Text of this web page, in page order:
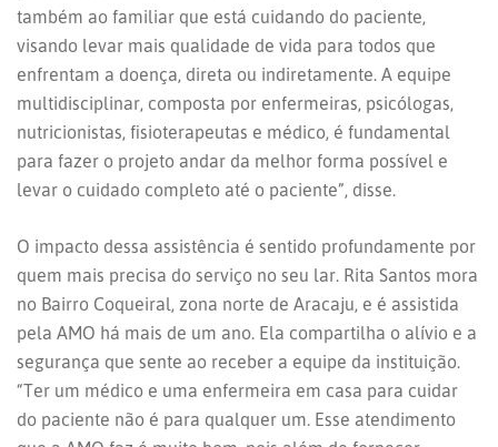
também ao familiar que está cuidando do paciente,
visando levar mais qualidade de vida para todos que
enfrentam a doença, direta ou indiretamente. A equipe
multidisciplinar, composta por enfermeiras, psicólogas,
nutricionistas, fisioterapeutas e médico, é fundamental
para fazer o projeto andar da melhor forma possível e
levar o cuidado completo até o paciente”, disse.
O impacto dessa assistência é sentido profundamente por
quem mais precisa do serviço no seu lar. Rita Santos mora
no Bairro Coqueiral, zona norte de Aracaju, e é assistida
pela AMO há mais de um ano. Ela compartilha o alívio e a
segurança que sente ao receber a equipe da instituição.
“Ter um médico e uma enfermeira em casa para cuidar
do paciente não é para qualquer um. Esse atendimento